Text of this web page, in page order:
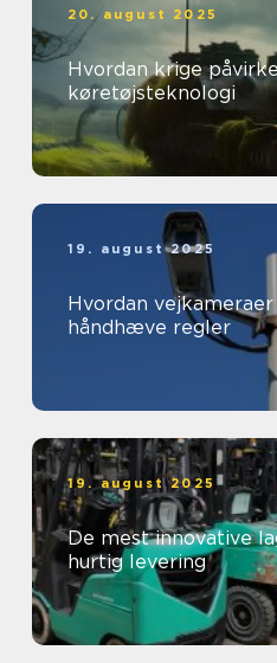
20. august 2025
Hvordan krige
køretøjsteknologi
19. august 2025
Hvordan
håndhæve regler
19. august 2025
De mest innovative
hurtig levering